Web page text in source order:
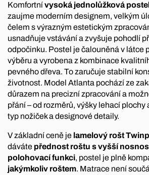
Komfortnívysoká jednolůžková
zaujme moderním designem, velkým
čelem s výrazným estetickým
usnadňuje vstávání a zvyšuje pohodlí
odpočinku. Postel je čalouněná v látce
výběru a vyrobena z kombinace
pevného dřeva. To zaručuje stabilní
životnost. Model Atlanta pochází ze
důrazem na precizní zpracování a
přání – od rozměrů, výšky lehací plochy
typ nožiček a designové detaily.
V základní ceně je lamelový rošt
dáváte přednost roštu s vyšší
polohovací funkci, postel je plně
jakýmkoliv roštem. Matrace není